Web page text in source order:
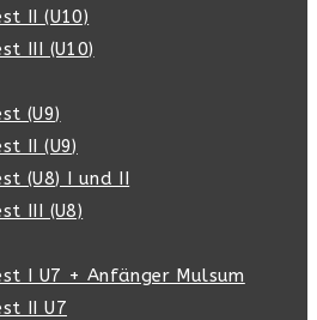
II (U10)
III (U10)
(U9)
II (U9)
(U8) I und II
III (U8)
I U7 + Anfänger Mulsum
II U7